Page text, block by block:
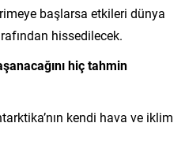
başlarsa etkileri dünya
hissedilecek.
hiç tahmin
kendi hava ve iklim